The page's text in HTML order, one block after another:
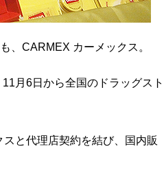
、CARMEX カーメックス。
月6日から全国のドラッグスト
と代理店契約を結び、国内販